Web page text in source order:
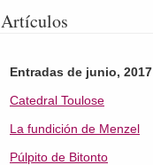
Artículos
Entradas de junio, 2017
Catedral Toulose
La fundición de Menzel
Púlpito de Bitonto